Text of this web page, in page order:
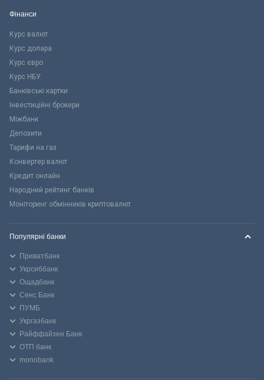
Фінанси
Курс валют
Курс долара
Курс євро
Курс НБУ
Банківські картки
Інвестиційні брокери
Міжбанк
Депозити
Тарифи на газ
Конвертер валют
Кредит онлайн
Народний рейтинг банків
Моніторинг обмінників криптовалют
Популярні банки
Приватбанк
Укрсиббанк
Ощадбанк
Сенс Банк
ПУМБ
Укргазбанк
Райффайзен Банк
ОТП банк
monobank